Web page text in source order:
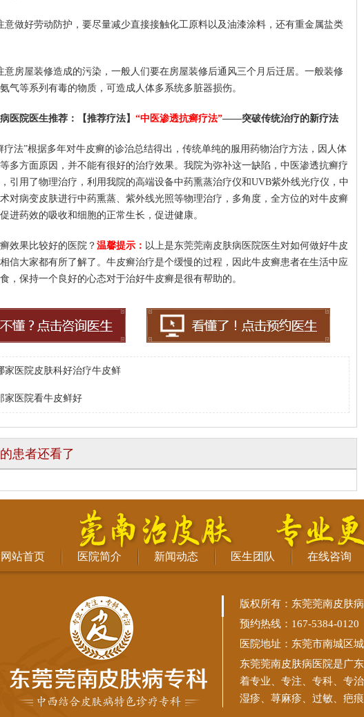
意做好劳动防护，要尽量减少直接接触化工原料以及油漆涂料，还有重金属盐类
意房屋装修造成的污染，一般人们要在房屋装修后通风三个月后迁居。一般装修
气等系列有毒的物质，可造成人体多系统多脏器损伤。
医院医生推荐：【推荐疗法】 “中医渗透抗癣疗法”——突破传统治疗的新疗法
疗法”根据多年对牛皮癣的诊治总结得出，传统单纯的服用药物治疗方法，因人体
多方面原因，并不能有很好的治疗效果。我院为弥补这一缺陷，中医渗透抗癣疗
引用了物理治疗，利用我院的高端设备中药熏蒸治疗仪和UVB紫外线光疗仪，中
对病变皮肤进行中药熏蒸、紫外线光照等物理治疗，多角度，全方位的对牛皮癣
进药效的吸收和细胞的正常生长，促进健康。
效果比较好的医院？ 温馨提示： 以上是东莞莞南皮肤病医院医生对如何做好牛皮
信大家都有所了解了。牛皮癣治疗是个缓慢的过程，因此牛皮癣患者在生活中应
，保持一个良好的心态对于治好牛皮癣是很有帮助的。
家医院皮肤科好治疗牛皮鲜
家医院看牛皮鲜好
患者还看了
网站首页 医院简介 新闻动态 医生团队 在线咨询
版权所有：东莞莞南皮肤
预约热线：167-5384-0120
医院地址：东莞市南城区
东莞莞南皮肤病医院是广
着专业、专注、专科、专
湿疹、荨麻疹、过敏、疤